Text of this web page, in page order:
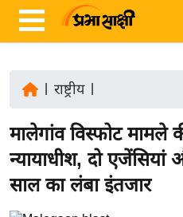
ज़ा
ख
र
राष्ट्रीय|
मालेगांव विस्फोट मामले
न्यायाधीश, दो
साल का लंबा इंतजार